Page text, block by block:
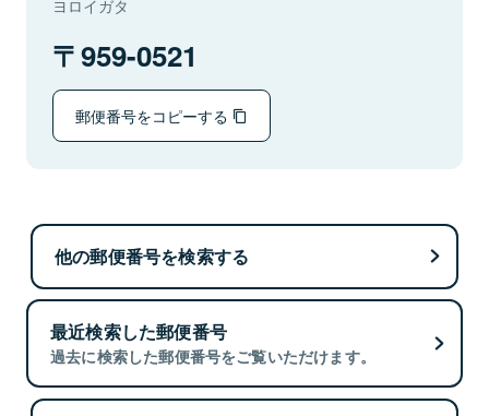
ヨロイガタ
959-0521
郵便番号をコピーする
他の郵便番号を検索する
最近検索した郵便番号
過去に検索した郵便番号をご覧いただけます。